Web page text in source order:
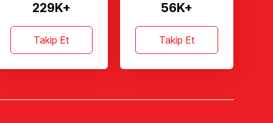
229K+
Takip Et
56K+
Takip Et